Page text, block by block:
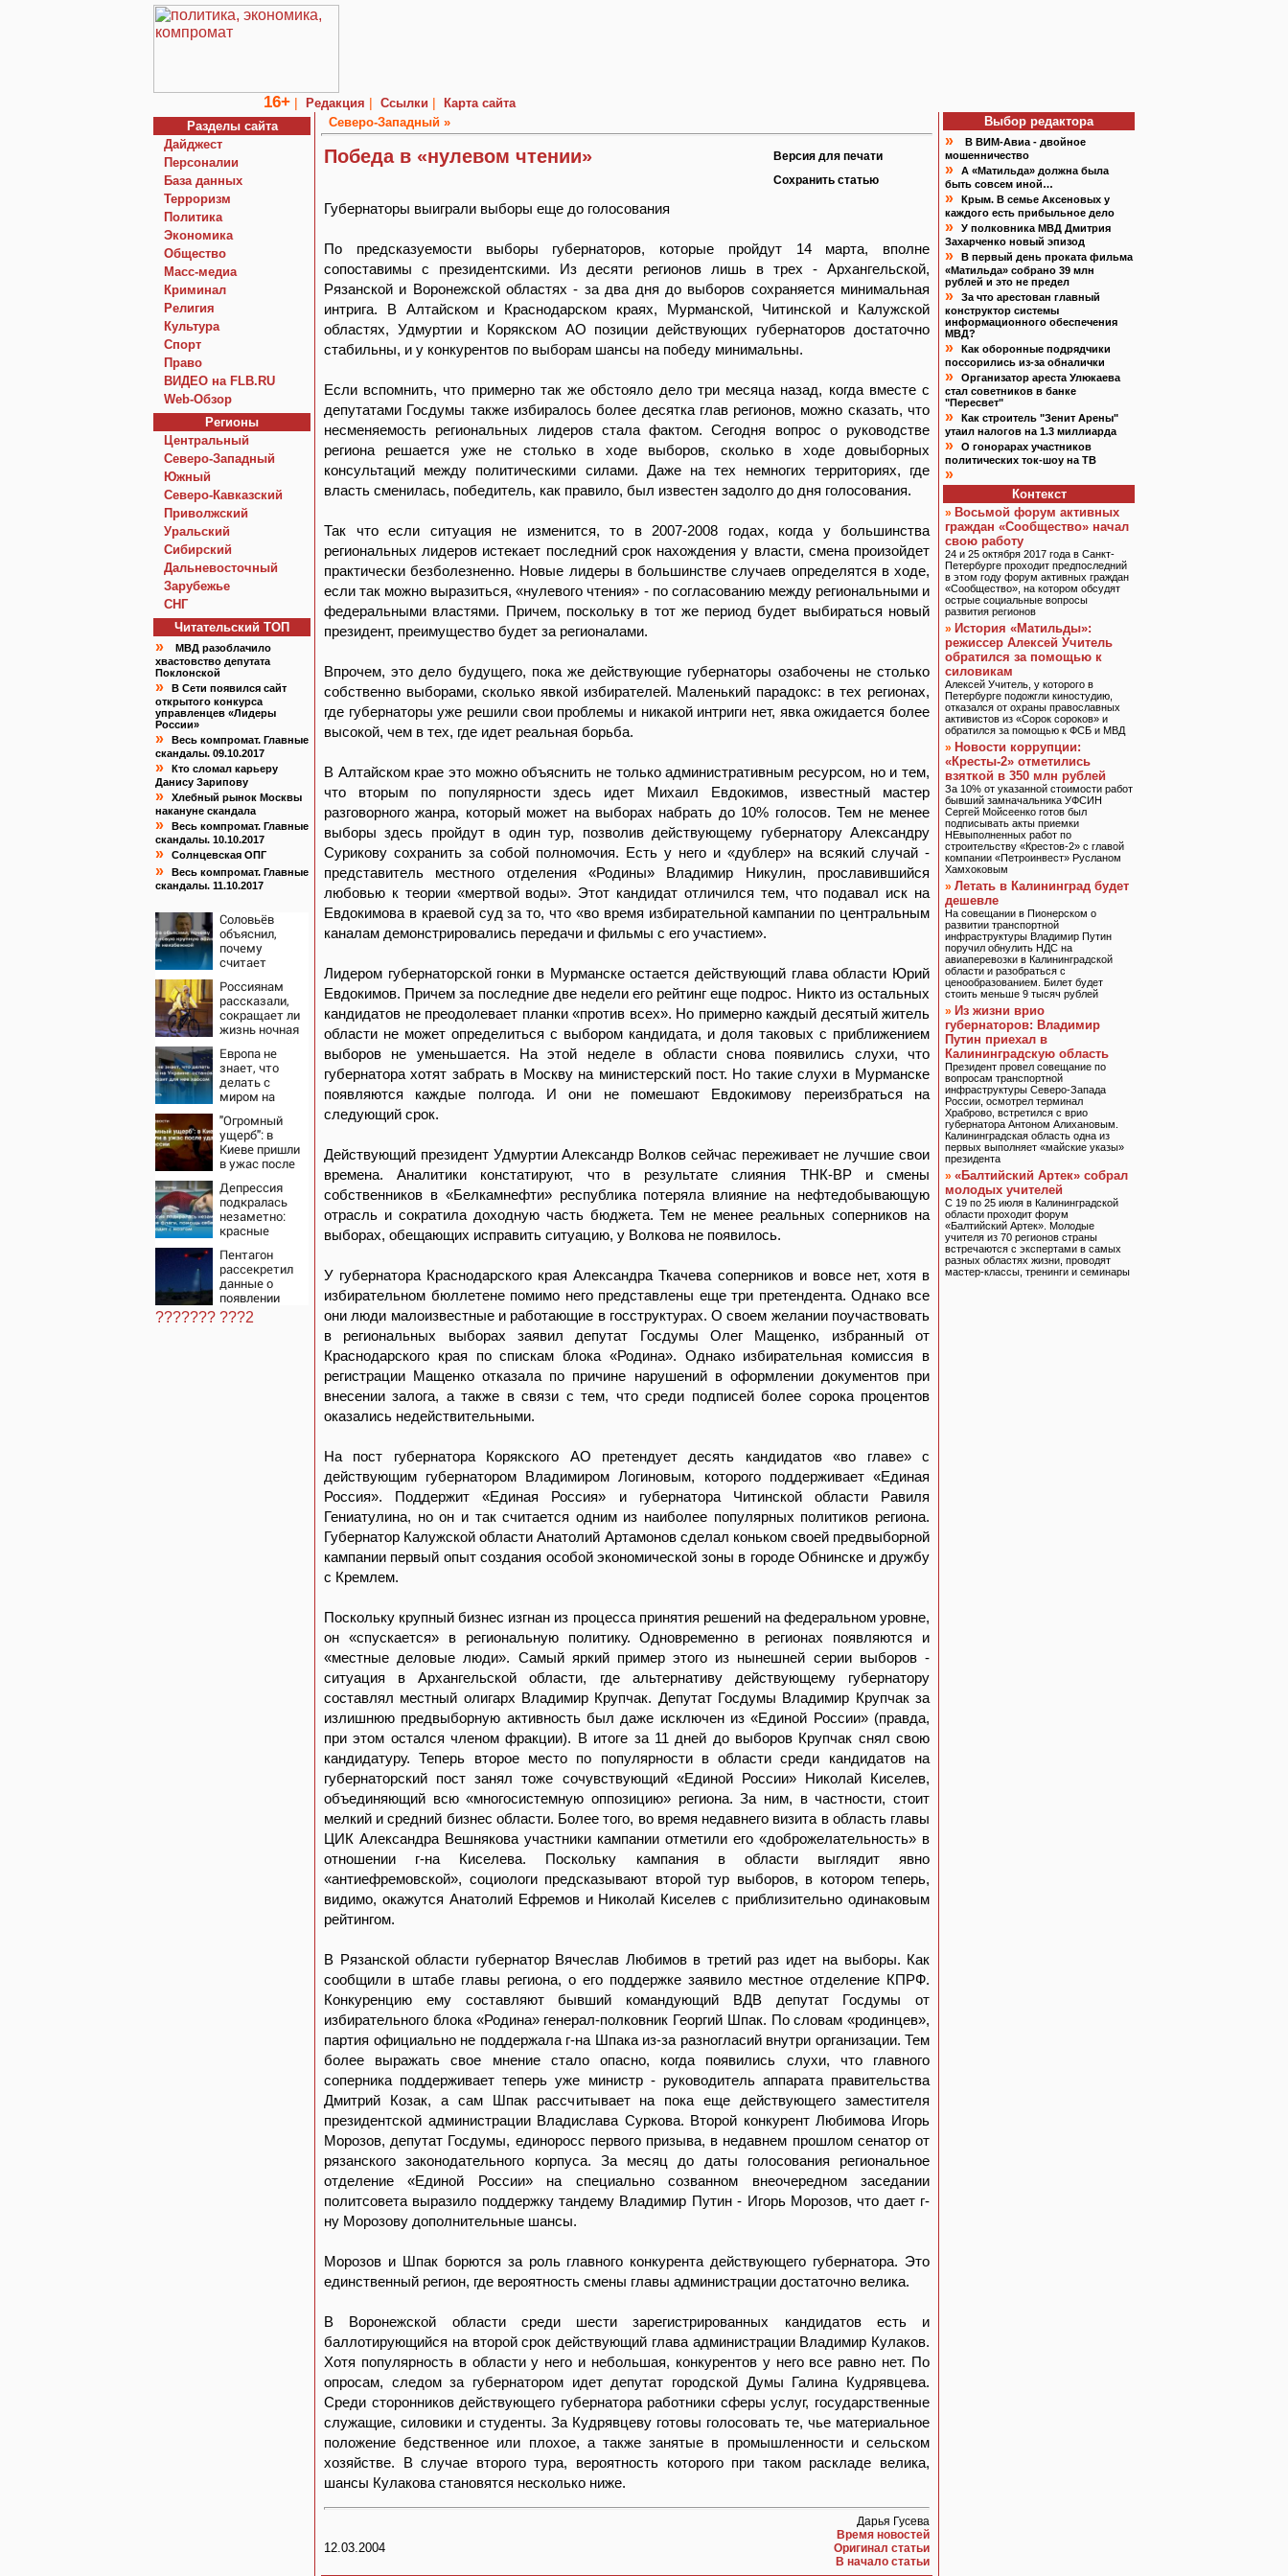
16+ | Редакция | Ссылки |
Карта сайта
Разделы сайта
Дайджест
Персоналии
База данных
Терроризм
Политика
Экономика
Общество
Macc-медиа
Криминал
Религия
Культура
Спорт
Право
ВИДЕО на FLB.RU
Web-Обзор
Регионы
Центральный
Северо-Западный
Южный
Северо-Кавказский
Приволжский
Уральский
Сибирский
Дальневосточный
Зарубежье
СНГ
Читательский TOП
»
МВД разоблачило
хвастовство депутата
Поклонской
»
В Сети появился сайт
открытого конкурса
управленцев «Лидеры
России»
»
Весь компромат. Главные
скандалы. 09.10.2017
»
Кто сломал карьеру
Данису Зарипову
»
Хлебный рынок Москвы
накануне скандала
»
Весь компромат. Главные
скандалы. 10.10.2017
» Солнцевская ОПГ
»
Весь компромат. Главные
скандалы. 11.10.2017
Соловьёв
объяснил,
почему
считает
крупную
войну в
Европе
неизбежной
Россиянам
рассказали,
сокращает ли
жизнь ночная
Европа не
знает, что
делать с
миром на
остановка
боев грозит
для нее
хаосом
"Огромный
ущерб": в
Киеве пришли
в ужас после
России
Депрессия
подкралась
незаметно:
красные
себе и что
происходит с
мозгом
Пентагон
рассекретил
данные о
появлении
НЛО на
Ближнем
??????? ???2
Северо-Западный »
Победа в «нулевом чтении»
Версия для печати
Сохранить статью
Губернаторы выиграли выборы еще до голосования
По предсказуемости выборы губернаторов, которые пройдут 14 марта, вполне
сопоставимы с президентскими. Из десяти регионов лишь в трех - Архангельской,
Рязанской и Воронежской областях - за два дня до выборов сохраняется минимальная
интрига. В Алтайском и Краснодарском краях, Мурманской, Читинской и Калужской
областях, Удмуртии и Корякском АО позиции действующих губернаторов достаточно
стабильны, и у конкурентов по выборам шансы на победу минимальны.
Если вспомнить, что примерно так же обстояло дело три месяца назад, когда вместе с
депутатами Госдумы также избиралось более десятка глав регионов, можно сказать, что
несменяемость региональных лидеров стала фактом. Сегодня вопрос о руководстве
региона решается уже не столько в ходе выборов, сколько в ходе довыборных
консультаций между политическими силами. Даже на тех немногих территориях, где
власть сменилась, победитель, как правило, был известен задолго до дня голосования.
Так что если ситуация не изменится, то в 2007-2008 годах, когда у большинства
региональных лидеров истекает последний срок нахождения у власти, смена произойдет
практически безболезненно. Новые лидеры в большинстве случаев определятся в ходе,
если так можно выразиться, «нулевого чтения» - по согласованию между региональными и
федеральными властями. Причем, поскольку в тот же период будет выбираться новый
президент, преимущество будет за регионалами.
Впрочем, это дело будущего, пока же действующие губернаторы озабочены не столько
собственно выборами, сколько явкой избирателей. Маленький парадокс: в тех регионах,
где губернаторы уже решили свои проблемы и никакой интриги нет, явка ожидается более
высокой, чем в тех, где идет реальная борьба.
В Алтайском крае это можно объяснить не только административным ресурсом, но и тем,
что вторым по популярности здесь идет Михаил Евдокимов, известный мастер
разговорного жанра, который может на выборах набрать до 10% голосов. Тем не менее
выборы здесь пройдут в один тур, позволив действующему губернатору Александру
Сурикову сохранить за собой полномочия. Есть у него и «дублер» на всякий случай -
представитель местного отделения «Родины» Владимир Никулин, прославившийся
любовью к теории «мертвой воды». Этот кандидат отличился тем, что подавал иск на
Евдокимова в краевой суд за то, что «во время избирательной кампании по центральным
каналам демонстрировались передачи и фильмы с его участием».
Лидером губернаторской гонки в Мурманске остается действующий глава области Юрий
Евдокимов. Причем за последние две недели его рейтинг еще подрос. Никто из остальных
кандидатов не преодолевает планки «против всех». Но примерно каждый десятый житель
области не может определиться с выбором кандидата, и доля таковых с приближением
выборов не уменьшается. На этой неделе в области снова появились слухи, что
губернатора хотят забрать в Москву на министерский пост. Но такие слухи в Мурманске
появляются каждые полгода. И они не помешают Евдокимову переизбраться на
следующий срок.
Действующий президент Удмуртии Александр Волков сейчас переживает не лучшие свои
времена. Аналитики констатируют, что в результате слияния ТНК-ВР и смены
собственников в «Белкамнефти» республика потеряла влияние на нефтедобывающую
отрасль и сократила доходную часть бюджета. Тем не менее реальных соперников на
выборах, обещающих исправить ситуацию, у Волкова не появилось.
У губернатора Краснодарского края Александра Ткачева соперников и вовсе нет, хотя в
избирательном бюллетене помимо него представлены еще три претендента. Однако все
они люди малоизвестные и работающие в госструктурах. О своем желании поучаствовать
в региональных выборах заявил депутат Госдумы Олег Мащенко, избранный от
Краснодарского края по спискам блока «Родина». Однако избирательная комиссия в
регистрации Мащенко отказала по причине нарушений в оформлении документов при
внесении залога, а также в связи с тем, что среди подписей более сорока процентов
оказались недействительными.
На пост губернатора Корякского АО претендует десять кандидатов «во главе» с
действующим губернатором Владимиром Логиновым, которого поддерживает «Единая
Россия». Поддержит «Единая Россия» и губернатора Читинской области Равиля
Гениатулина, но он и так считается одним из наиболее популярных политиков региона.
Губернатор Калужской области Анатолий Артамонов сделал коньком своей предвыборной
кампании первый опыт создания особой экономической зоны в городе Обнинске и дружбу
с Кремлем.
Поскольку крупный бизнес изгнан из процесса принятия решений на федеральном уровне,
он «спускается» в региональную политику. Одновременно в регионах появляются и
«местные деловые люди». Самый яркий пример этого из нынешней серии выборов -
ситуация в Архангельской области, где альтернативу действующему губернатору
составлял местный олигарх Владимир Крупчак. Депутат Госдумы Владимир Крупчак за
излишнюю предвыборную активность был даже исключен из «Единой России» (правда,
при этом остался членом фракции). В итоге за 11 дней до выборов Крупчак снял свою
кандидатуру. Теперь второе место по популярности в области среди кандидатов на
губернаторский пост занял тоже сочувствующий «Единой России» Николай Киселев,
объединяющий всю «многосистемную оппозицию» региона. За ним, в частности, стоит
мелкий и средний бизнес области. Более того, во время недавнего визита в область главы
ЦИК Александра Вешнякова участники кампании отметили его «доброжелательность» в
отношении г-на Киселева. Поскольку кампания в области выглядит явно
«антиефремовской», социологи предсказывают второй тур выборов, в котором теперь,
видимо, окажутся Анатолий Ефремов и Николай Киселев с приблизительно одинаковым
рейтингом.
В Рязанской области губернатор Вячеслав Любимов в третий раз идет на выборы. Как
сообщили в штабе главы региона, о его поддержке заявило местное отделение КПРФ.
Конкуренцию ему составляют бывший командующий ВДВ депутат Госдумы от
избирательного блока «Родина» генерал-полковник Георгий Шпак. По словам «родинцев»,
партия официально не поддержала г-на Шпака из-за разногласий внутри организации. Тем
более выражать свое мнение стало опасно, когда появились слухи, что главного
соперника поддерживает теперь уже министр - руководитель аппарата правительства
Дмитрий Козак, а сам Шпак рассчитывает на пока еще действующего заместителя
президентской администрации Владислава Суркова. Второй конкурент Любимова Игорь
Морозов, депутат Госдумы, единоросс первого призыва, в недавнем прошлом сенатор от
рязанского законодательного корпуса. За месяц до даты голосования региональное
отделение «Единой России» на специально созванном внеочередном заседании
политсовета выразило поддержку тандему Владимир Путин - Игорь Морозов, что дает г-
ну Морозову дополнительные шансы.
Морозов и Шпак борются за роль главного конкурента действующего губернатора. Это
единственный регион, где вероятность смены главы администрации достаточно велика.
В Воронежской области среди шести зарегистрированных кандидатов есть и
баллотирующийся на второй срок действующий глава администрации Владимир Кулаков.
Хотя популярность в области у него и небольшая, конкурентов у него все равно нет. По
опросам, следом за губернатором идет депутат городской Думы Галина Кудрявцева.
Среди сторонников действующего губернатора работники сферы услуг, государственные
служащие, силовики и студенты. За Кудрявцеву готовы голосовать те, чье материальное
положение бедственное или плохое, а также занятые в промышленности и сельском
хозяйстве. В случае второго тура, вероятность которого при таком раскладе велика,
шансы Кулакова становятся несколько ниже.
12.03.2004
Дарья Гусева
Время новостей
Оригинал статьи
В начало статьи
Выбор редактора
»
В ВИМ-Авиа - двойное
мошенничество
»
А «Матильда» должна была
быть совсем иной…
»
Крым. В семье Аксеновых у
каждого есть прибыльное дело
»
У полковника МВД Дмитрия
Захарченко новый эпизод
»
В первый день проката фильма
«Матильда» собрано 39 млн
рублей и это не предел
»
За что арестован главный
конструктор системы
информационного обеспечения
МВД?
»
Как оборонные подрядчики
поссорились из-за обналички
»
Организатор ареста Улюкаева
стал советников в банке
"Пересвет"
»
Как строитель "Зенит Арены"
утаил налогов на 1.3 миллиарда
»
О гонорарах участников
политических ток-шоу на ТВ
»
Контекст
» Восьмой форум активных
граждан «Сообщество» начал
свою работу
24 и 25 октября 2017 года в Санкт-
Петербурге проходит предпоследний
в этом году форум активных граждан
«Сообщество», на котором обсудят
острые социальные вопросы
развития регионов
» История «Матильды»:
режиссер Алексей Учитель
обратился за помощью к
силовикам
Алексей Учитель, у которого в
Петербурге подожгли киностудию,
отказался от охраны православных
активистов из «Сорок сороков» и
обратился за помощью к ФСБ и МВД
» Новости коррупции:
«Кресты-2» отметились
взяткой в 350 млн рублей
За 10% от указанной стоимости работ
бывший замначальника УФСИН
Сергей Мойсеенко готов был
подписывать акты приемки
НЕвыполненных работ по
строительству «Крестов-2» с главой
компании «Петроинвест» Русланом
Хамхоковым
» Летать в Калининград будет
дешевле
На совещании в Пионерском о
развитии транспортной
инфраструктуры Владимир Путин
поручил обнулить НДС на
авиаперевозки в Калининградской
области и разобраться с
ценообразованием. Билет будет
стоить меньше 9 тысяч рублей
» Из жизни врио
губернаторов: Владимир
Путин приехал в
Калининградскую область
Президент провел совещание по
вопросам транспортной
инфраструктуры Северо-Запада
России, осмотрел терминал
Храброво, встретился с врио
губернатора Антоном Алихановым.
Калининградская область одна из
первых выполняет «майские указы»
президента
» «Балтийский Артек» собрал
молодых учителей
С 19 по 25 июля в Калининградской
области проходит форум
«Балтийский Артек». Молодые
учителя из 70 регионов страны
встречаются с экспертами в самых
разных областях жизни, проводят
мастер-классы, тренинги и семинары